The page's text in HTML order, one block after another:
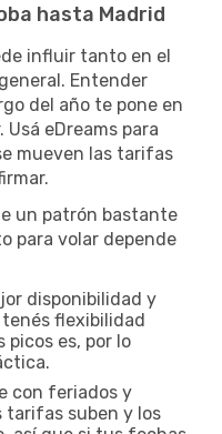
hasta Madrid
influir tanto en el
Entender
del año te pone en
eDreams para
mueven las tarifas
un patrón bastante
para volar depende
disponibilidad y
flexibilidad
picos es, por lo
con feriados y
tarifas suben y los